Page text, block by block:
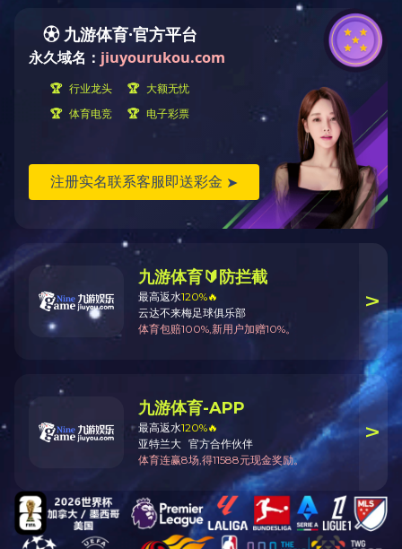
返回顶部
开云电子体育_开云（中国）官方